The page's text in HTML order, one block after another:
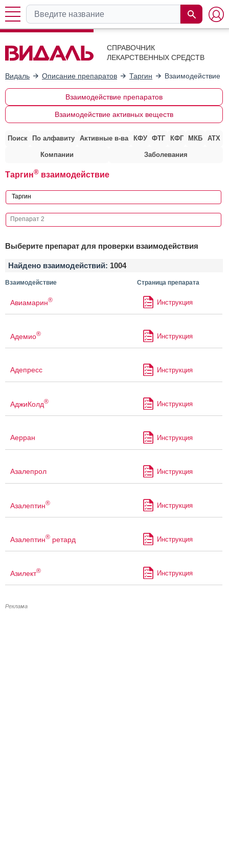
СПРАВОЧНИК
ЛЕКАРСТВЕННЫХ СРЕДСТВ
Видаль Описание препаратов Таргин Взаимодействие
Взаимодействие препаратов
Взаимодействие активных веществ
Поиск По алфавиту Активные в-ва КФУ ФТГ КФГ МКБ АТХ
Компании Заболевания
Таргин® взаимодействие
Выберите препарат для проверки взаимодействия
Найдено взаимодействий: 1004
Взаимодействие Страница препарата
Авиамарин® Инструкция
Адемио® Инструкция
Адепресс Инструкция
АджиКолд® Инструкция
Аерран Инструкция
Азалепрол Инструкция
Азалептин® Инструкция
Азалептин® ретард Инструкция
Азилект® Инструкция
Реклама